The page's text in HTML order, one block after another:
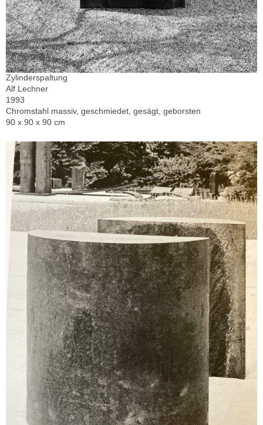
Zylinderspaltung
Alf Lechner
1993
Chromstahl massiv, geschmiedet, gesägt, geborsten
90 x 90 x 90 cm